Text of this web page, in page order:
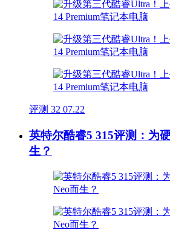
评测 32 07.22
英特尔酷睿5 315评测：为
生？